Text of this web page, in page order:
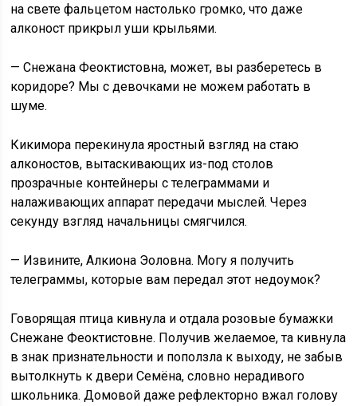
на свете фальцетом настолько громко, что даже
алконост прикрыл уши крыльями.
— Снежана Феоктистовна, может, вы разберетесь в
коридоре? Мы с девочками не можем работать в
шуме.
Кикимора перекинула яростный взгляд на стаю
алконостов, вытаскивающих из-под столов
прозрачные контейнеры с телеграммами и
налаживающих аппарат передачи мыслей. Через
секунду взгляд начальницы смягчился.
— Извините, Алкиона Эоловна. Могу я получить
телеграммы, которые вам передал этот недоумок?
Говорящая птица кивнула и отдала розовые бумажки
Снежане Феоктистовне. Получив желаемое, та кивнула
в знак признательности и поползла к выходу, не забыв
вытолкнуть к двери Семёна, словно нерадивого
школьника. Домовой даже рефлекторно вжал голову